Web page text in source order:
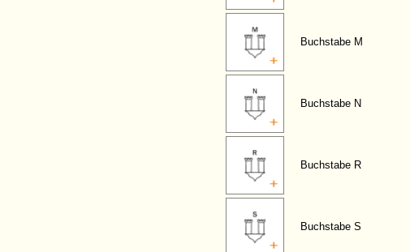
Buchstabe M
Buchstabe N
Buchstabe R
Buchstabe S